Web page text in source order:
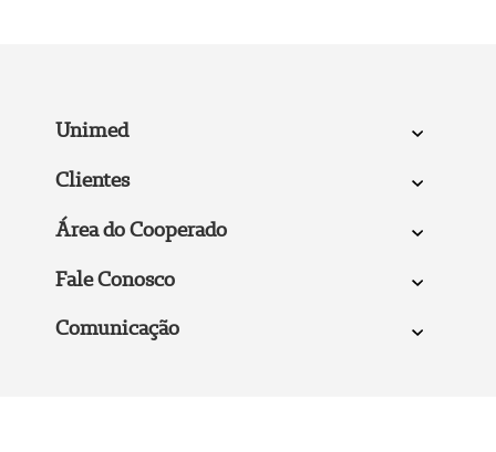
Unimed
Clientes
Área do Cooperado
Fale Conosco
Comunicação